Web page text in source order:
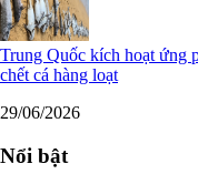
Trung Quốc kích hoạt ứng
chết cá hàng loạt
29/06/2026
Nổi bật